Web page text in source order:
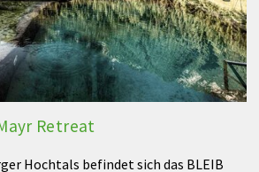
Retreat
Hochtals befindet sich das BLEIB